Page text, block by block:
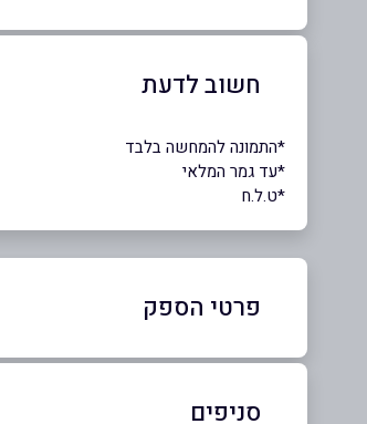
חשוב לדעת
*התמונה להמחשה בלבד
*עד גמר המלאי
*ט.ל.ח
פרטי הספק
053-6656022
סניפים